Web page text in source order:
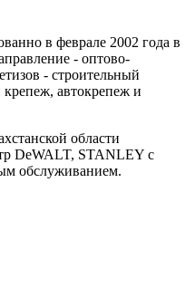
в феврале 2002 года в
- оптово-
- строительный
автокрепеж и
области
DeWALT, STANLEY с
обслуживанием.